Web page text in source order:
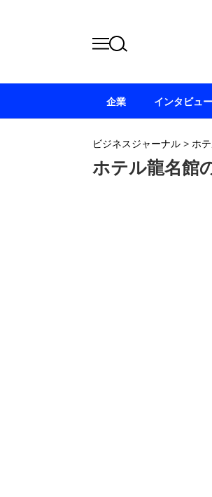
ビジネスジャーナル > ホ
ホテル龍名館
企業 インタビュー